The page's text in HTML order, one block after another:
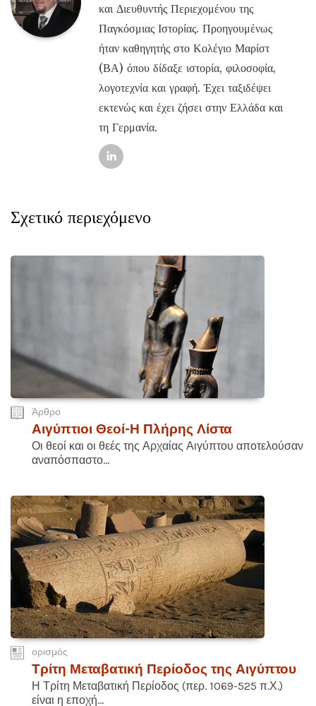
και Διευθυντής Περιεχομένου της
Παγκόσμιας Ιστορίας. Προηγουμένως
ήταν καθηγητής στο Κολέγιο Μαρίστ
(ΒΑ) όπου δίδαξε ιστορία, φιλοσοφία,
λογοτεχνία και γραφή. Έχει ταξιδέψει
εκτενώς και έχει ζήσει στην Ελλάδα και
τη Γερμανία.
Σχετικό περιεχόμενο
Άρθρο
Αιγύπτιοι Θεοί-Η Πλήρης Λίστα
Οι θεοί και οι θεές της Αρχαίας Αιγύπτου αποτελούσαν
αναπόσπαστο...
ορισμός
Τρίτη Μεταβατική Περίοδος της Αιγύπτου
Η Τρίτη Μεταβατική Περίοδος (περ. 1069-525 π.Χ.)
είναι η εποχή...